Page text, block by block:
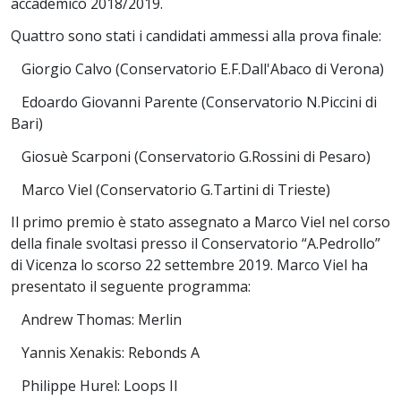
Quattro sono stati i candidati ammessi alla prova finale:
Giorgio Calvo (Conservatorio E.F.Dall'Abaco di Verona)
Edoardo Giovanni Parente (Conservatorio N.Piccini di
Bari)
Giosuè Scarponi (Conservatorio G.Rossini di Pesaro)
Marco Viel (Conservatorio G.Tartini di Trieste)
Il primo premio è stato assegnato a Marco Viel nel corso
della finale svoltasi presso il Conservatorio “A.Pedrollo”
di Vicenza lo scorso 22 settembre 2019. Marco Viel ha
presentato il seguente programma:
Andrew Thomas: Merlin
Yannis Xenakis: Rebonds A
Philippe Hurel: Loops II